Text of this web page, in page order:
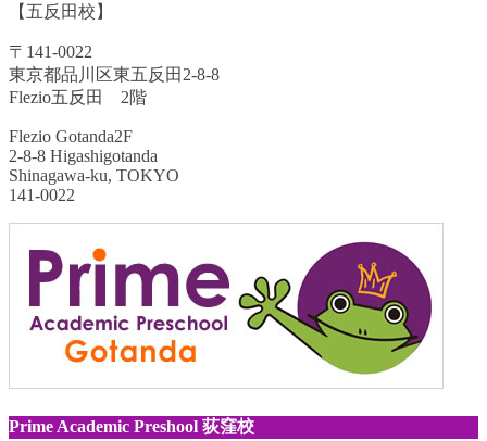
【五反田校】
〒141-0022
東京都品川区東五反田2-8-8
Flezio五反田 2階
Flezio Gotanda2F
2-8-8 Higashigotanda
Shinagawa-ku, TOKYO
141-0022
Prime Academic Preshool 荻窪校